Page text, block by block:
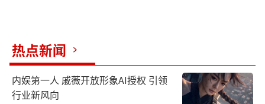
热点新闻
内娱第一人 戚薇开放形象AI授权 引领
行业新风向